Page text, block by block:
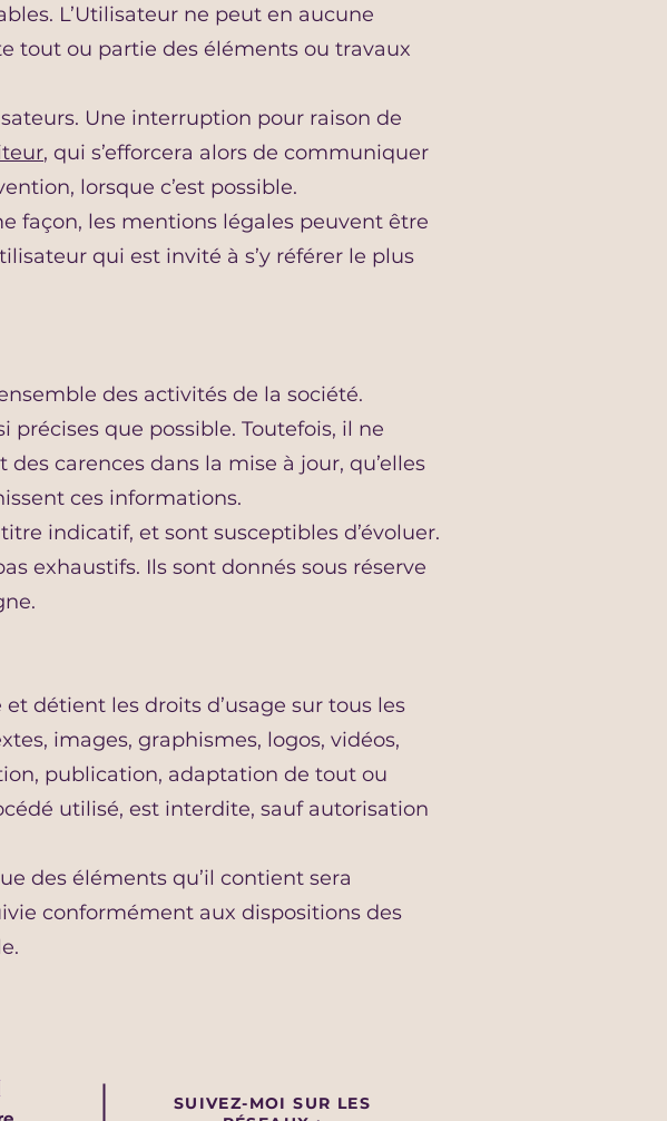
L’Utilisateur ne peut en aucune
tout ou partie des éléments ou travaux
Une interruption pour raison de
, qui s’efforcera alors de communiquer
lorsque c’est possible.
façon, les mentions légales peuvent être
qui est invité à s’y référer le plus
des activités de la société.
précises que possible. Toutefois, il ne
carences dans la mise à jour, qu’elles
ces informations.
indicatif, et sont susceptibles d’évoluer.
exhaustifs. Ils sont donnés sous réserve
détient les droits d’usage sur tous les
images, graphismes, logos, vidéos,
publication, adaptation de tout ou
utilisé, est interdite, sauf autorisation
des éléments qu’il contient sera
conformément aux dispositions des
SUIVEZ-MOI SUR LES